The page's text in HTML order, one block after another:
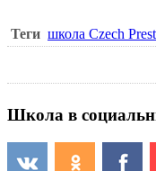
Теги школа Czech
Школа в